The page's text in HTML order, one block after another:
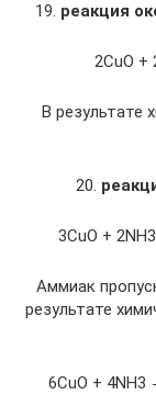
19. реакция
2CuO +
В результате
20.
3CuO +
Аммиак
результате
6CuO + 4NH3